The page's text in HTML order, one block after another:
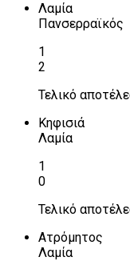
Λαμία
Πανσερραϊκός
1
2
Τελικό
Κηφισιά
Λαμία
1
0
Τελικό
Ατρόμητος
Λαμία